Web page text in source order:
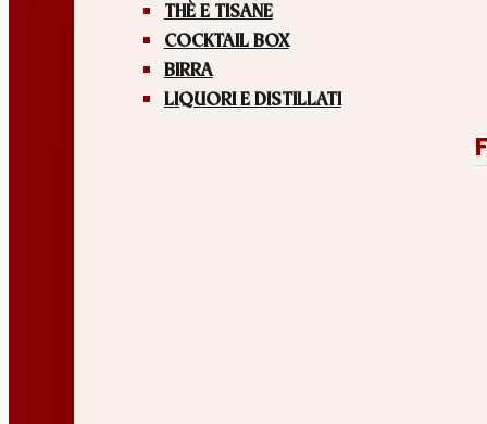
THÈ E TISANE
COCKTAIL BOX
BIRRA
LIQUORI E DISTILLATI